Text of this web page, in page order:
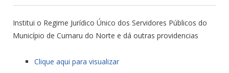
Institui o Regime Jurídico Único dos Servidores Públicos do
Município de Cumaru do Norte e dá outras providencias
Clique aqui para visualizar